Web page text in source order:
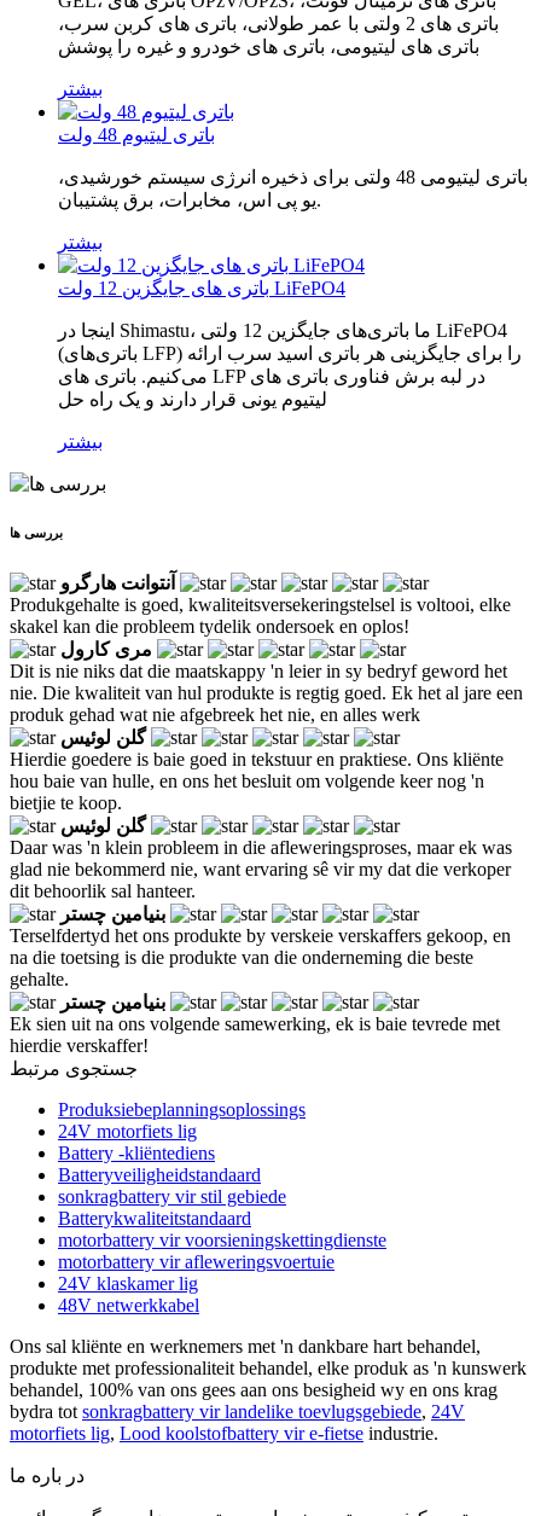
باتری های 2 ولتی با عمر طولانی، باتری های کربن سرب،
باتری های لیتیومی، باتری های خودرو و غیره را پوشش
بیشتر
باتری لیتیوم 48 ولت
باتری لیتیومی 48 ولتی برای ذخیره انرژی سیستم خورشیدی،
یو پی اس، مخابرات، برق پشتیبان.
بیشتر
باتری های جایگزین 12 ولت LiFePO4
اینجا در Shimastu، ما باتری‌های جایگزین 12 ولتی LiFePO4
(باتری‌های LFP) را برای جایگزینی هر باتری اسید سرب ارائه
می‌کنیم. باتری های LFP در لبه برش فناوری باتری های
لیتیوم یونی قرار دارند و یک راه حل
بیشتر
بررسی ها
آنتوانت هارگرو
Produkgehalte is goed, kwaliteitsversekeringstelsel is voltooi, elke
skakel kan die probleem tydelik ondersoek en oplos!
مری کارول
Dit is nie niks dat die maatskappy 'n leier in sy bedryf geword het
nie. Die kwaliteit van hul produkte is regtig goed. Ek het al jare een
produk gehad wat nie afgebreek het nie, en alles werk
گلن لوئیس
Hierdie goedere is baie goed in tekstuur en praktiese. Ons kliënte
hou baie van hulle, en ons het besluit om volgende keer nog 'n
bietjie te koop.
گلن لوئیس
Daar was 'n klein probleem in die afleweringsproses, maar ek was
glad nie bekommerd nie, want ervaring sê vir my dat die verkoper
dit behoorlik sal hanteer.
بنیامین چستر
Terselfdertyd het ons produkte by verskeie verskaffers gekoop, en
na die toetsing is die produkte van die onderneming die beste
gehalte.
بنیامین چستر
Ek sien uit na ons volgende samewerking, ek is baie tevrede met
hierdie verskaffer!
جستجوی مرتبط
Produksiebeplanningsoplossings
24V motorfiets lig
Battery -kliëntediens
Batteryveiligheidstandaard
sonkragbattery vir stil gebiede
Batterykwaliteitstandaard
motorbattery vir voorsieningskettingdienste
motorbattery vir afleweringsvoertuie
24V klaskamer lig
48V netwerkkabel
Ons sal kliënte en werknemers met 'n dankbare hart behandel,
produkte met professionaliteit behandel, elke produk as 'n kunswerk
behandel, 100% van ons gees aan ons besigheid wy en ons krag
bydra tot sonkragbattery vir landelike toevlugsgebiede, 24V
motorfiets lig, Lood koolstofbattery vir e-fietse industrie.
در باره ما